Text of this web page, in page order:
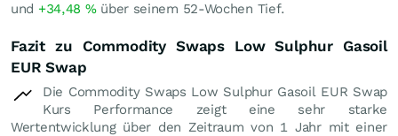
und +34,48 %über seinem 52-Wochen Tief.
Fazit zu Commodity Swaps Low Sulphur Gasoil
EUR Swap
Die Commodity Swaps Low Sulphur Gasoil EUR Swap
Kurs Performance zeigt eine sehr starke
Wertentwicklung über den Zeitraum von 1 Jahr mit einer